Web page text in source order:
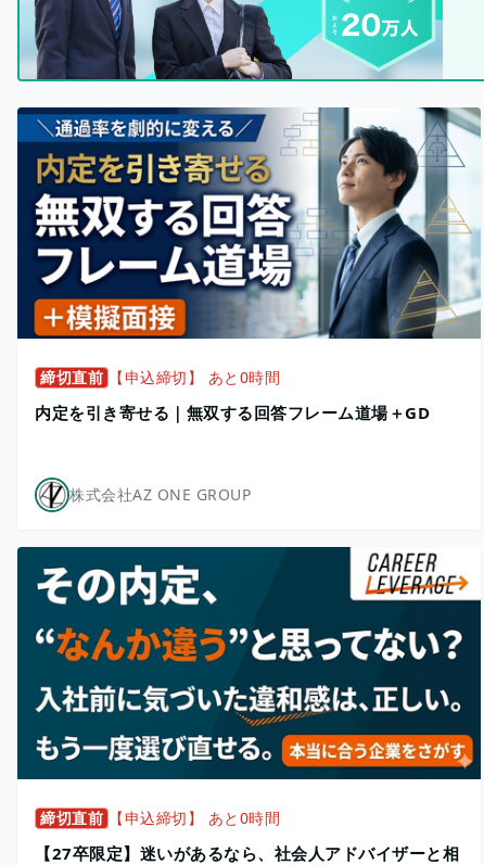
締切直前 【申込締切】 あと0時間
内定を引き寄せる｜無双する回答フレーム道場＋GD
株式会社AZ ONE GROUP
締切直前 【申込締切】 あと0時間
【27卒限定】迷いがあるなら、社会人アドバイザーと相